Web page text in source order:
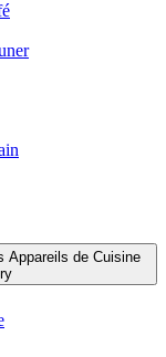
Appareils de Cuisine